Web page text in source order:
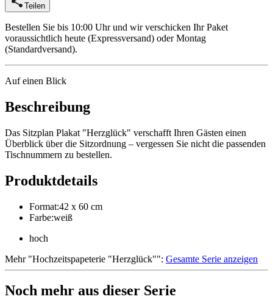
Teilen
Bestellen Sie bis 10:00 Uhr und wir verschicken Ihr Paket
voraussichtlich heute (Expressversand) oder Montag
(Standardversand).
Auf einen Blick
Beschreibung
Das Sitzplan Plakat "Herzglück" verschafft Ihren Gästen einen
Überblick über die Sitzordnung – vergessen Sie nicht die passenden
Tischnummern zu bestellen.
Produktdetails
Format:42 x 60 cm
Farbe:weiß
hoch
Mehr"Hochzeitspapeterie "Herzglück"": Gesamte Serie anzeigen
Noch mehr aus dieser Serie